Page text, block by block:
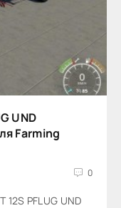
UND
Farming
0
12S PFLUG UND